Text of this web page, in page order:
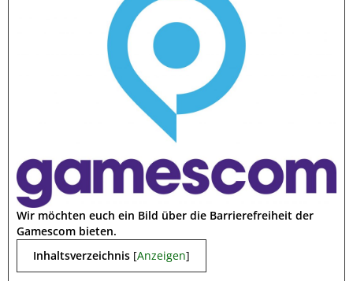
Wir möchten euch ein Bild über die Barrierefreiheit der
Gamescom bieten.
Inhaltsverzeichnis [Anzeigen]